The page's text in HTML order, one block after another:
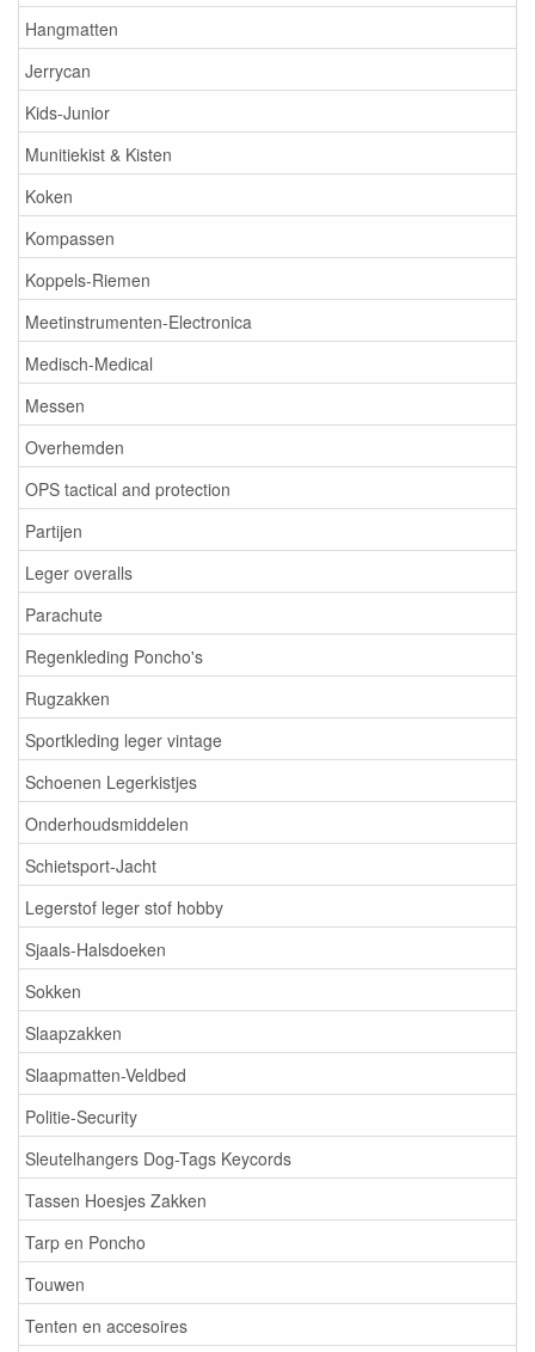
Hangmatten
Jerrycan
Kids-Junior
Munitiekist & Kisten
Koken
Kompassen
Koppels-Riemen
Meetinstrumenten-Electronica
Medisch-Medical
Messen
Overhemden
OPS tactical and protection
Partijen
Leger overalls
Parachute
Regenkleding Poncho's
Rugzakken
Sportkleding leger vintage
Schoenen Legerkistjes
Onderhoudsmiddelen
Schietsport-Jacht
Legerstof leger stof hobby
Sjaals-Halsdoeken
Sokken
Slaapzakken
Slaapmatten-Veldbed
Politie-Security
Sleutelhangers Dog-Tags Keycords
Tassen Hoesjes Zakken
Tarp en Poncho
Touwen
Tenten en accesoires